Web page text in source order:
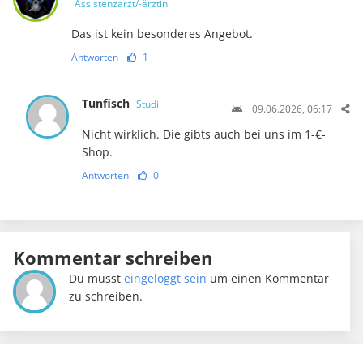
Assistenzarzt/-ärztin
Das ist kein besonderes Angebot.
Antworten 1
Tunfisch Studi 09.06.2026, 06:17
Nicht wirklich. Die gibts auch bei uns im 1-€-
Shop.
Antworten 0
Kommentar schreiben
Du mussteingeloggt sein um einen Kommentar
zu schreiben.